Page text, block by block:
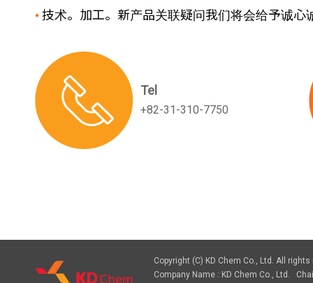
● 技术。加工。新产品关联疑问我们将会给予诚心
Tel
+82-31-310-7750
Copyright (C) KD Chem Co., Ltd. All
Company Name : KD Chem Co., Ltd.